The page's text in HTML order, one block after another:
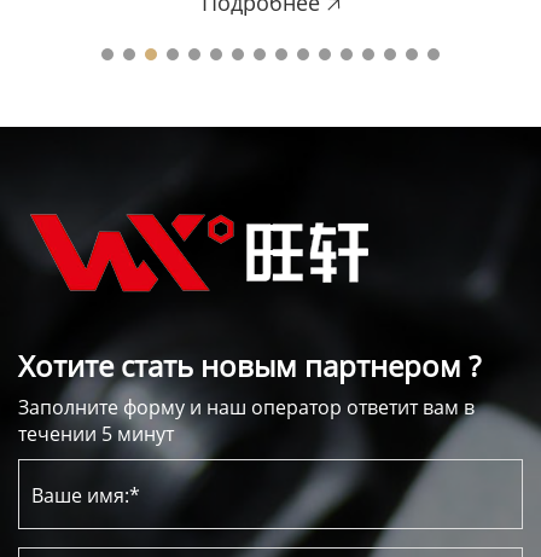
Хотите стать новым партнером ?
Заполните форму и наш оператор ответит вам в
течении 5 минут